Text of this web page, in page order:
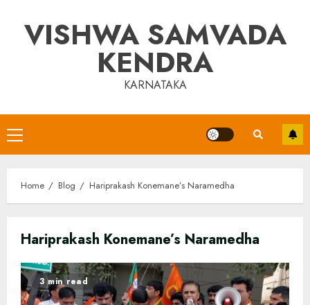
contentVISHWA SAMVADA
KENDRA
KARNATAKA
Primary
Menu
Home Blog Hariprakash Konemane’s Naramedha
Hariprakash Konemane’s Naramedha
3 min read